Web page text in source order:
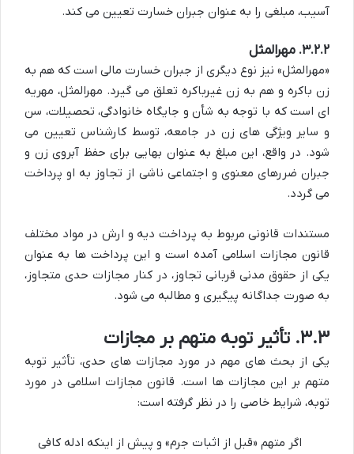
آسیب، مبلغی را به عنوان جبران خسارت تعیین می کند.
۳.۲.۲. مهرالمثل
«مهرالمثل» نیز نوع دیگری از جبران خسارت مالی است که هم به
زن باکره و هم به زن غیرباکره تعلق می گیرد. مهرالمثل، مهریه
ای است که با توجه به شأن و جایگاه خانوادگی، تحصیلات، سن
و سایر ویژگی های زن در جامعه، توسط کارشناس تعیین می
شود. در واقع، این مبلغ به عنوان بهایی برای حفظ آبروی زن و
جبران ضررهای معنوی و اجتماعی ناشی از تجاوز به او پرداخت
می گردد.
مستندات قانونی مربوط به پرداخت دیه و ارش در مواد مختلف
قانون مجازات اسلامی آمده است و این پرداخت ها به عنوان
یکی از حقوق مدنی قربانی تجاوز، در کنار مجازات حدی متجاوز،
به صورت جداگانه پیگیری و مطالبه می شود.
۳.۳. تأثیر توبه متهم بر مجازات
یکی از بحث های مهم در مورد مجازات های حدی، تأثیر توبه
متهم بر این مجازات ها است. قانون مجازات اسلامی در مورد
توبه، شرایط خاصی را در نظر گرفته است:
اگر متهم «قبل از اثبات جرم» و پیش از اینکه ادله کافی